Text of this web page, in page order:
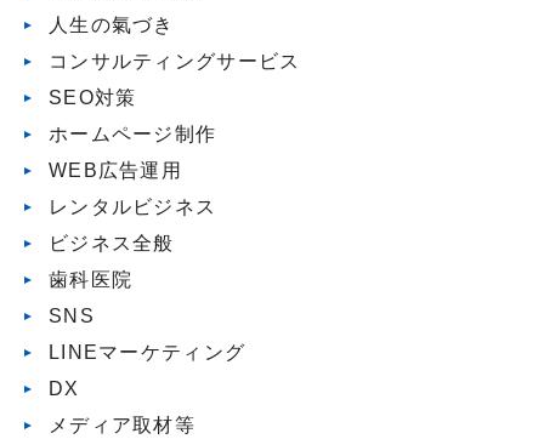
人生の氣づき
コンサルティングサービス
SEO対策
ホームページ制作
WEB広告運用
レンタルビジネス
ビジネス全般
歯科医院
SNS
LINEマーケティング
DX
メディア取材等